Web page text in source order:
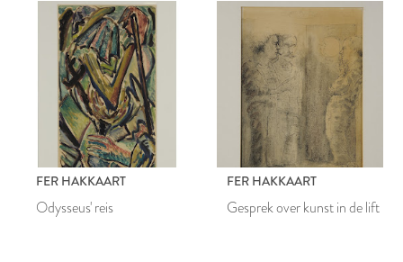
FER HAKKAART
Odysseus' reis
FER HAKKAART
Gesprek over kunst in de lift